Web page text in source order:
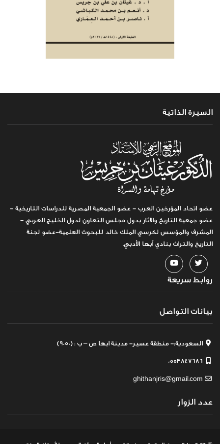
السيرة الذاتية
عضو اتحاد المؤرخين العرب - عضو الجمعية المصرية للدراسات التاريخية -
عضو جمعية التاريخ والآثار بدول مجلس التعاون لدول الخليج العربي -
المشرف والمؤسس لكرسي الملك خالد للبحوث العلمية-عضو لجنة
التاريخ والتراث بنادي أبها الأدبي.
روابط سريعة
بيانات التواصل
السعودية:- منطقة عسير- مدينة ابها ص – ب : (9050)
0553847686
ghithanjris@gmail.com
عدد الزوار